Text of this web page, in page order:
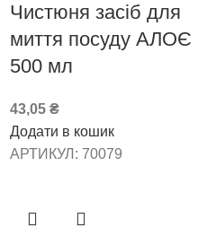
Чистюня засіб для
миття посуду АЛОЄ
500 мл
43,05 ₴
Додати в кошик
АРТИКУЛ: 70079